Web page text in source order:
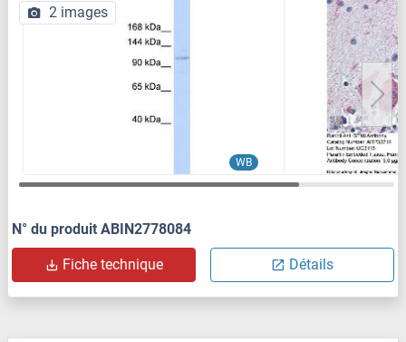
WB
2 images
N° du produit ABIN2778084
Fiche technique Détails